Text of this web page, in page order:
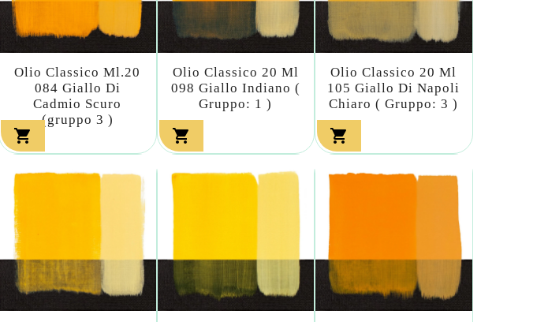
Olio Classico Ml.20
084 Giallo Di
Cadmio Scuro
(gruppo 3 )

Olio Classico 20 Ml
098 Giallo Indiano (
Gruppo: 1 )

Olio Classico 20 Ml
105 Giallo Di Napoli
Chiaro ( Gruppo: 3 )
